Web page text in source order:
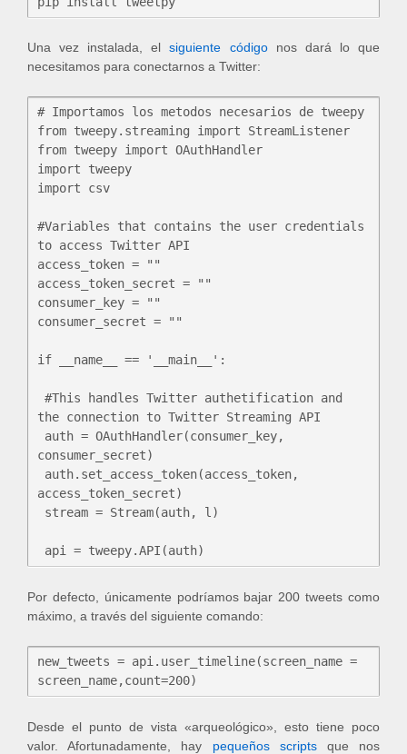
Una vez instalada, elsiguiente códigonos dará lo que
necesitamos para conectarnos a Twitter:
# Importamos los metodos necesarios de tweepy
from tweepy.streaming import StreamListener
from tweepy import OAuthHandler
import tweepy
import csv
#Variables that contains the user credentials
to access Twitter API
access_token = ""
access_token_secret = ""
consumer_key = ""
consumer_secret = ""
if __name__ == '__main__':
the connection to Twitter Streaming API
consumer_secret)
access_token_secret)
Por defecto, únicamente podríamos bajar 200 tweets como
máximo, a través del siguiente comando:
new_tweets = api.user_timeline(screen_name =
Desde el punto de vista «arqueológico», esto tiene poco
valor. Afortunadamente, hay pequeños scriptsque nos